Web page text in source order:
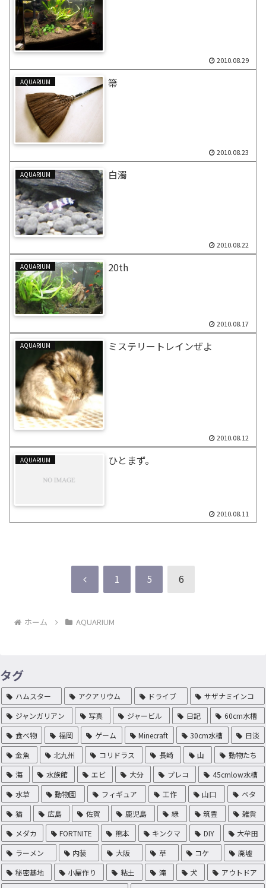
2010.08.29
AQUARIUM 箒
2010.08.23
AQUARIUM 白濁
2010.08.22
AQUARIUM 20th
2010.08.17
AQUARIUM ミステリートレインぜよ
2010.08.12
AQUARIUM ひとまず。
2010.08.11
前
1 5 6
ホーム AQUARIUM
タグ
ハムスター アクアリウム ドライブ
サザナミインコ
ジャンガリアン
写真 ジャービル 日記
60cm水槽
食べ物
福岡 ゲーム Minecraft 30cm水槽
日淡
金魚
北九州 コリドラス 長崎 山
動物たち
海
水族館 エビ 大分 プレコ
45cmlow水槽
水草
動物園 フィギュア 工作 山口
ベタ
猫
広島 佐賀 鹿児島 緑 筑豊
雑貨
メダカ
FORTNITE 熊本 キンクマ DIY
大牟田
ラーメン
内装 大阪 草 コケ
廃墟
秘密基地
小屋作り 粘土 滝 犬
アウトドア